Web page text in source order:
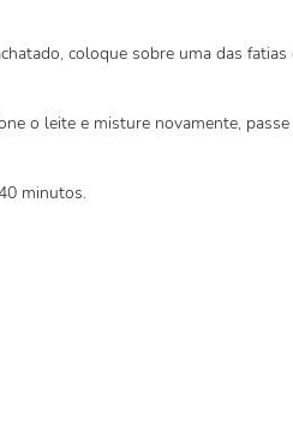
coloque sobre uma das fatias
o leite e misture novamente,
minutos.